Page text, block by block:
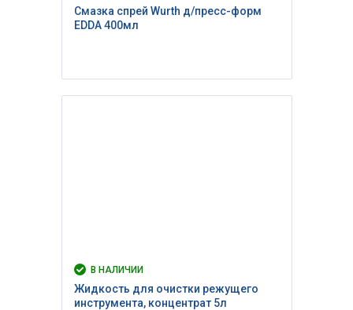
Смазка спрей Wurth д/пресс-форм
EDDA 400мл
В НАЛИЧИИ
Жидкость для очистки режущего
инструмента, концентрат 5л